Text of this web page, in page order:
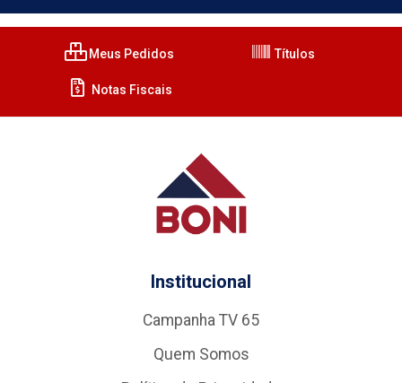
Meus Pedidos Títulos
Notas Fiscais
Institucional
Campanha TV 65
Quem Somos